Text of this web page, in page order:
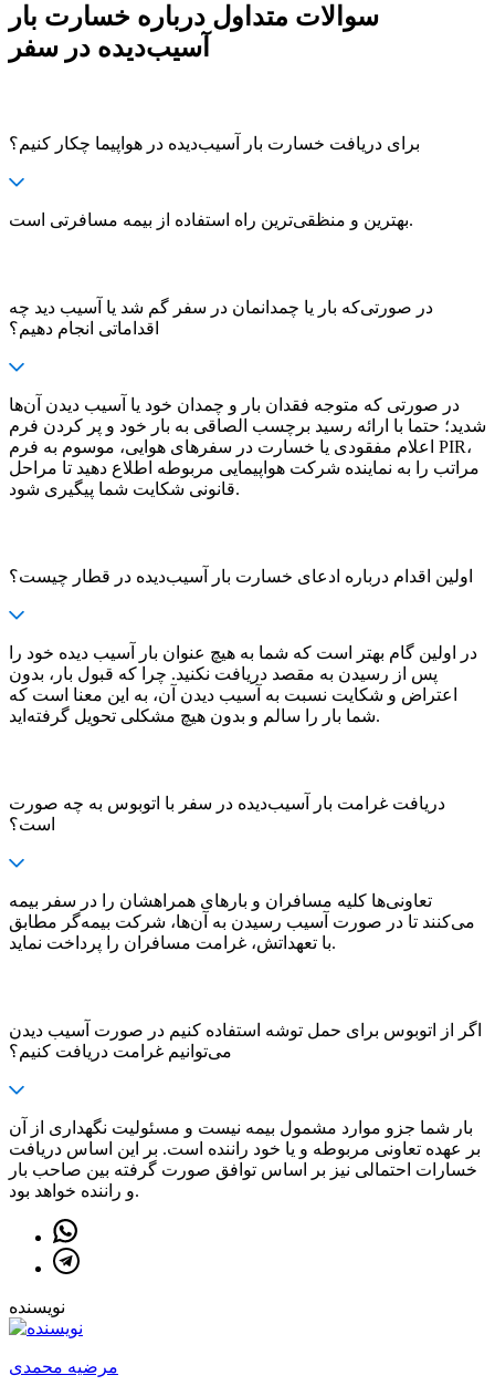
سوالات متداول درباره خسارت بار
آسیب‌دیده در سفر
برای دریافت خسارت بار آسیب‌دیده در هواپیما چکار کنیم؟
بهترین و منظقی‌ترین راه استفاده از بیمه مسافرتی است.
در صورتی‌که بار یا چمدانمان در سفر گم شد یا آسیب دید چه
اقداماتی انجام دهیم؟
در صورتی که متوجه فقدان بار و چمدان خود یا آسیب دیدن آن‌ها
شدید؛ حتما با ارائه رسید برچسب الصاقی به بار خود و پر کردن فرم
اعلام مفقودی یا خسارت در سفرهای هوایی، موسوم به فرم PIR،
مراتب را به نماینده شرکت هواپیمایی مربوطه اطلاع دهید تا مراحل
قانونی شکایت شما پیگیری شود.
اولین اقدام درباره ادعای خسارت بار آسیب‌دیده در قطار چیست؟
در اولین گام بهتر است که شما به هیچ عنوان بار آسیب دیده خود را
پس از رسیدن به مقصد دریافت نکنید. چرا که قبول بار، بدون
اعتراض و شکایت نسبت به آسیب دیدن آن، به این معنا است که
شما بار را سالم و بدون هیچ مشکلی تحویل گرفته‌اید.
دریافت غرامت بار آسیب‌دیده در سفر با اتوبوس به چه صورت
است؟
تعاونی‌ها کلیه مسافران و بارهای همراهشان را در سفر بیمه
می‌کنند تا در صورت آسیب رسیدن به آن‌ها، شرکت بیمه‌گر مطابق
با تعهداتش، غرامت مسافران را پرداخت نماید.
اگر از اتوبوس برای حمل توشه استفاده کنیم در صورت آسیب دیدن
می‌توانیم غرامت دریافت کنیم؟
بار شما جزو موارد مشمول بیمه نیست و مسئولیت نگهداری از آن
بر عهده تعاونی مربوطه و یا خود راننده است. بر این اساس دریافت
خسارات احتمالی نیز بر اساس توافق صورت گرفته بین صاحب بار
و راننده خواهد بود.
نویسنده
مرضیه محمدی